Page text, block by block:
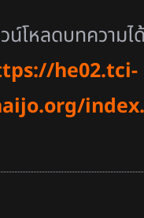
น์โหลดบทความไ
he02.tci-